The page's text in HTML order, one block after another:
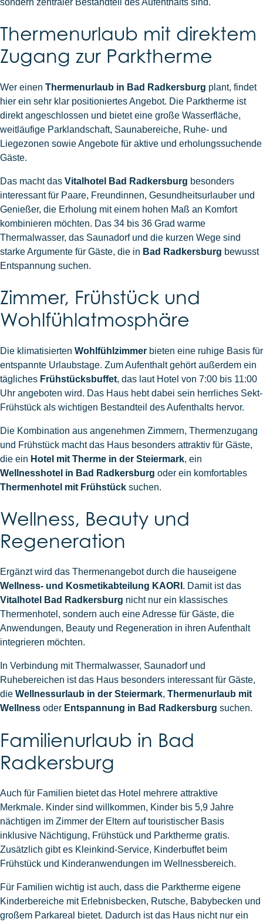
sondern zentraler Bestandteil des Aufenthalts sind.
Thermenurlaub mit direktem
Zugang zur Parktherme
Wer einen Thermenurlaub in Bad Radkersburg plant, findet
hier ein sehr klar positioniertes Angebot. Die Parktherme ist
direkt angeschlossen und bietet eine große Wasserfläche,
weitläufige Parklandschaft, Saunabereiche, Ruhe- und
Liegezonen sowie Angebote für aktive und erholungssuchende
Gäste.
Das macht das Vitalhotel Bad Radkersburg besonders
interessant für Paare, Freundinnen, Gesundheitsurlauber und
Genießer, die Erholung mit einem hohen Maß an Komfort
kombinieren möchten. Das 34 bis 36 Grad warme
Thermalwasser, das Saunadorf und die kurzen Wege sind
starke Argumente für Gäste, die in Bad Radkersburg bewusst
Entspannung suchen.
Zimmer, Frühstück und
Wohlfühlatmosphäre
Die klimatisierten Wohlfühlzimmer bieten eine ruhige Basis für
entspannte Urlaubstage. Zum Aufenthalt gehört außerdem ein
tägliches Frühstücksbuffet, das laut Hotel von 7:00 bis 11:00
Uhr angeboten wird. Das Haus hebt dabei sein herrliches Sekt-
Frühstück als wichtigen Bestandteil des Aufenthalts hervor.
Die Kombination aus angenehmen Zimmern, Thermenzugang
und Frühstück macht das Haus besonders attraktiv für Gäste,
die ein Hotel mit Therme in der Steiermark, ein
Wellnesshotel in Bad Radkersburg oder ein komfortables
Thermenhotel mit Frühstück suchen.
Wellness, Beauty und
Regeneration
Ergänzt wird das Thermenangebot durch die hauseigene
Wellness- und Kosmetikabteilung KAORI . Damit ist das
Vitalhotel Bad Radkersburg nicht nur ein klassisches
Thermenhotel, sondern auch eine Adresse für Gäste, die
Anwendungen, Beauty und Regeneration in ihren Aufenthalt
integrieren möchten.
In Verbindung mit Thermalwasser, Saunadorf und
Ruhebereichen ist das Haus besonders interessant für Gäste,
die Wellnessurlaub in der Steiermark, Thermenurlaub mit
Wellness oder Entspannung in Bad Radkersburg suchen.
Familienurlaub in Bad
Radkersburg
Auch für Familien bietet das Hotel mehrere attraktive
Merkmale. Kinder sind willkommen, Kinder bis 5,9 Jahre
nächtigen im Zimmer der Eltern auf touristischer Basis
inklusive Nächtigung, Frühstück und Parktherme gratis.
Zusätzlich gibt es Kleinkind-Service, Kinderbuffet beim
Frühstück und Kinderanwendungen im Wellnessbereich.
Für Familien wichtig ist auch, dass die Parktherme eigene
Kinderbereiche mit Erlebnisbecken, Rutsche, Babybecken und
großem Parkareal bietet. Dadurch ist das Haus nicht nur ein